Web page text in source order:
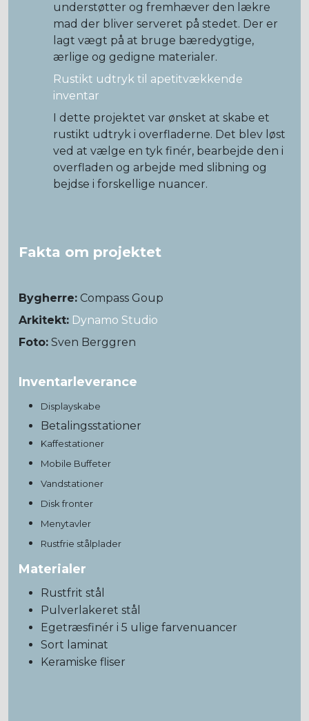
understøtter og fremhæver den lækre
mad der bliver serveret på stedet. Der er
lagt vægt på at bruge bæredygtige,
ærlige og gedigne materialer.
Rustikt udtryk til apetitvækkende
inventar
I dette projektet var ønsket at skabe et
rustikt udtryk i overfladerne. Det blev løst
ved at vælge en tyk finér, bearbejde den i
overfladen og arbejde med slibning og
bejdse i forskellige nuancer.
Fakta om projektet
Bygherre: Compass Goup
Arkitekt: Dynamo Studio
Foto: Sven Berggren
Inventarleverance
Displayskabe
Betalingsstationer
Kaffestationer
Mobile Buffeter
Vandstationer
Disk fronter
Menytavler
Rustfrie stålplader
Materialer
Rustfrit stål
Pulverlakeret stål
Egetræsfinér i 5 ulige farvenuancer
Sort laminat
Keramiske fliser